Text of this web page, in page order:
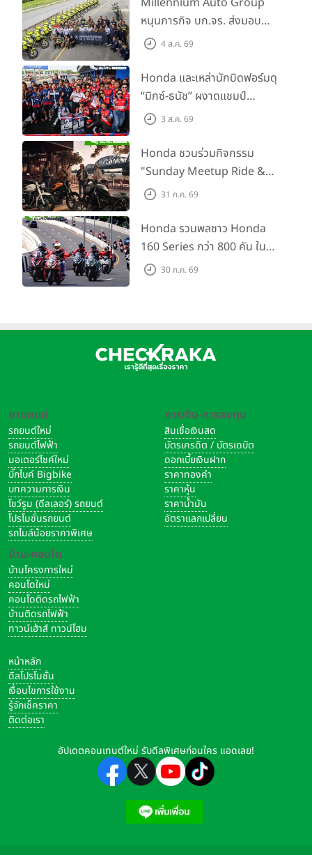
หนุนภารกิจ บก.จร. ส่งมอบ
BMW R 1300 GS และ F 900
พร้อม ยกระดับทักษะการขับขี่
เสริมศักยภาพตำรวจจราจร
4 ส.ค. 69
Honda และเหล่านักบิดฟอร์มดุ
“มิกซ์-ธนัช” ผงาดแชมป์
SS600 2 สนามติด “ข้าวกล้อง”
สนาม 2
3 ส.ค. 69
Honda ชวนร่วมกิจกรรม
"Sunday Meetup Ride &
Soul" จิบกาแฟ พูดคุย แลก
กัน 16 ส.ค. นี้
31 ก.ค. 69
Honda รวมพลชาว Honda
160 Series กว่า 800 คัน ใน
งาน “THE ONE-SIXTI-ER ตัว
30 ก.ค. 69
ยานยนต์
รถยนต์ใหม่
รถยนต์ไฟฟ้า
มอเตอร์ไซค์ใหม่
บิ๊กไบค์ Bigbike
บทความการเงิน
โชว์รูม (ดีลเลอร์) รถยนต์
โปรโมชั่นรถยนต์
รถไมล์น้อยราคาพิเศษ
บ้าน-คอนโด
บ้านโครงการใหม่
คอนโดใหม่
คอนโดติดรถไฟฟ้า
บ้านติดรถไฟฟ้า
ทาวน์เฮ้าส์ ทาวน์โฮม
การเงิน-การลงทุน
สินเชื่อเงินสด
บัตรเครดิต / บัตรเดบิต
ดอกเบี้ยเงินฝาก
ราคาทองคำ
ราคาหุ้น
ราคาน้ำมัน
อัตราแลกเปลี่ยน
หน้าหลัก
ดีลโปรโมชั่น
เงื่อนไขการใช้งาน
รู้จักเช็คราคา
ติดต่อเรา
อัปเดตคอนเทนต์ใหม่ รับดีลพิเศษก่อนใคร แอดเลย!